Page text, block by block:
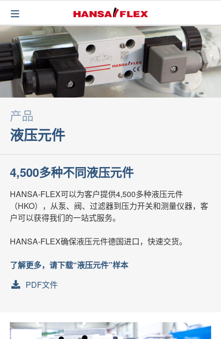
产品
液压元件
4,500多种不同液压元件
HANSA-FLEX可以为客户提供4,500多种液压元件
（HKO），从泵、阀、过滤器到压力开关和测量仪器，客
户可以获得我们的一站式服务。
HANSA-FLEX确保液压元件德国进口，快速交货。
了解更多，请下载“液压元件”样本
PDF文件